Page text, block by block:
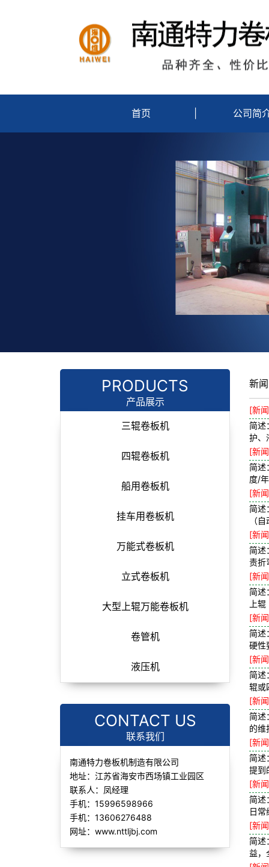
首页 公司简
PRODUCTS
产品展示
三辊卷板机
四辊卷板机
船用卷板机
挂车用卷板机
万能式卷板机
立式卷板机
大型上辊万能卷板机
卷管机
液压机
CONTACT US
联系我们
南通特力卷板机制造有限公司
地址：江苏省海安市西场镇工业园区
联系人：凤经理
手机：15996598966
手机：13606276488
网址：www.nttljbj.com
新
[新
简述
护、
[新
简述
度/
[新
简述
（
[新
简述
责折
[新
简述
上
[新
简述
硬性
[新
简述
辊或
[新
简述
的维
[新
简述
提到
[新
简述
日
[新
简述
益，